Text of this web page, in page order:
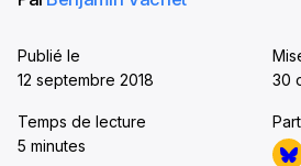
Publié le
12 septembre 2018
30
Temps de lecture
5 minutes